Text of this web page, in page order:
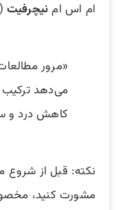
ام اس امنیچرفیت (NatureFit).
«مرور
می‌دهد ترکیب
کاهش درد و
نکته: قبل از شروع
مشورت کنید،